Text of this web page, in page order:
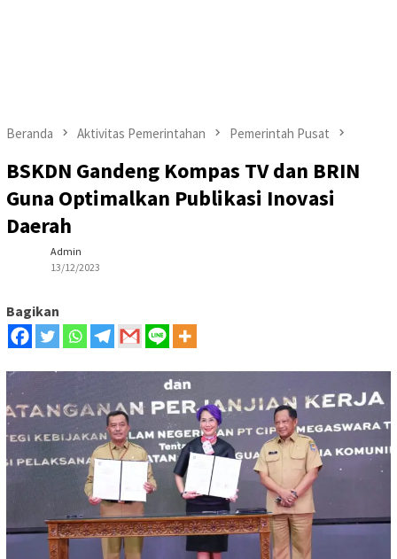
Beranda Aktivitas Pemerintahan Pemerintah Pusat
BSKDN Gandeng Kompas TV dan BRIN
Guna Optimalkan Publikasi Inovasi
Daerah
Admin
13/12/2023
Bagikan